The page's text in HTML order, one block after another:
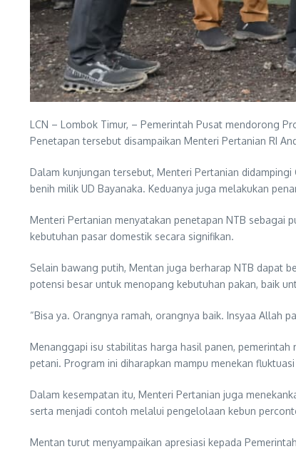
LCN – Lombok Timur, – Pemerintah Pusat mendorong
Penetapan tersebut disampaikan Menteri Pertanian RI
Dalam kunjungan tersebut, Menteri Pertanian
benih milik UD Bayanaka. Keduanya juga melakukan
Menteri Pertanian menyatakan penetapan NTB sebagai
kebutuhan pasar domestik secara signifikan.
Selain bawang putih, Mentan juga berharap NTB dapat
potensi besar untuk menopang kebutuhan pakan, baik
“Bisa ya. Orangnya ramah, orangnya baik. Insyaa Allah
Menanggapi isu stabilitas harga hasil panen,
petani. Program ini diharapkan mampu menekan
Dalam kesempatan itu, Menteri Pertanian juga
serta menjadi contoh melalui pengelolaan kebun
Mentan turut menyampaikan apresiasi kepada